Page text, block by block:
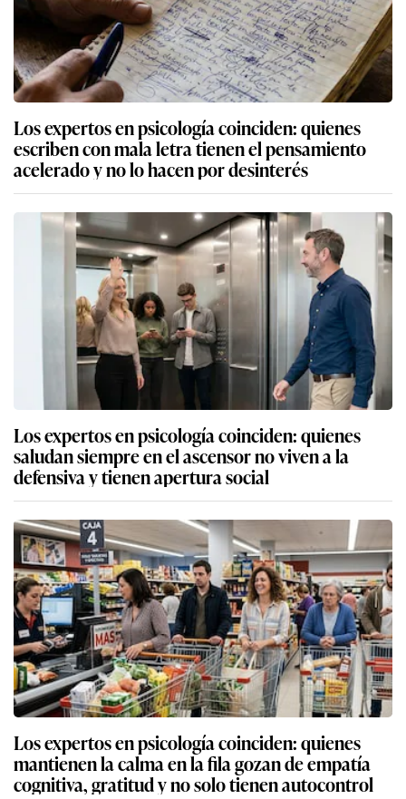
Los expertos en psicología coinciden: quienes
escriben con mala letra tienen el pensamiento
acelerado y no lo hacen por desinterés
Los expertos en psicología coinciden: quienes
saludan siempre en el ascensor no viven a la
defensiva y tienen apertura social
Los expertos en psicología coinciden: quienes
mantienen la calma en la fila gozan de empatía
cognitiva, gratitud y no solo tienen autocontrol